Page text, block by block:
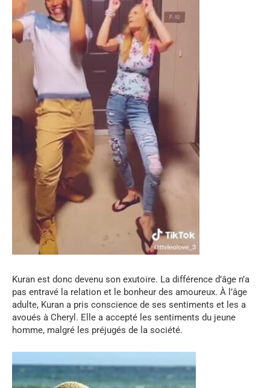
Kuran est donc devenu son exutoire. La différence d’âge n’a
pas entravé la relation et le bonheur des amoureux. À l’âge
adulte, Kuran a pris conscience de ses sentiments et les a
avoués à Cheryl. Elle a accepté les sentiments du jeune
homme, malgré les préjugés de la société.